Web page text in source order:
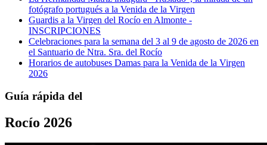
fotógrafo portugués a la Venida de la Virgen
Guardis a la Virgen del Rocío en Almonte -
INSCRIPCIONES
Celebraciones para la semana del 3 al 9 de agosto de 2026 en
el Santuario de Ntra. Sra. del Rocío
Horarios de autobuses Damas para la Venida de la Virgen
2026
Guía rápida del
Rocío 2026